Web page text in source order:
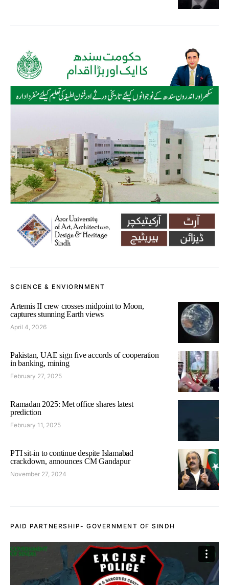
SCIENCE & ENVIORNMENT
Artemis II crew crosses midpoint to Moon,
captures stunning Earth views
April 4, 2026
Pakistan, UAE sign five accords of cooperation
in banking, mining
February 27, 2025
Ramadan 2025: Met office shares latest
prediction
February 11, 2025
PTI sit-in to continue despite Islamabad
crackdown, announces CM Gandapur
November 27, 2024
PAID PARTNERSHIP- GOVERNMENT OF SINDH